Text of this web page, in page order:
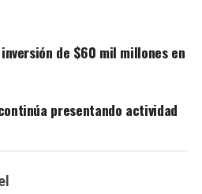
de $60 mil millones en
presentando actividad